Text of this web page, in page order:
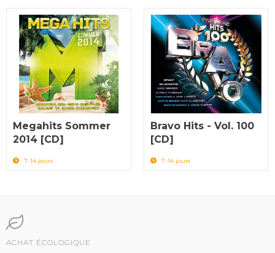
Megahits Sommer
2014 [CD]
7-14 jours
Bravo Hits - Vol. 100
[CD]
7-14 jours
ACHAT ÉCOLOGIQUE